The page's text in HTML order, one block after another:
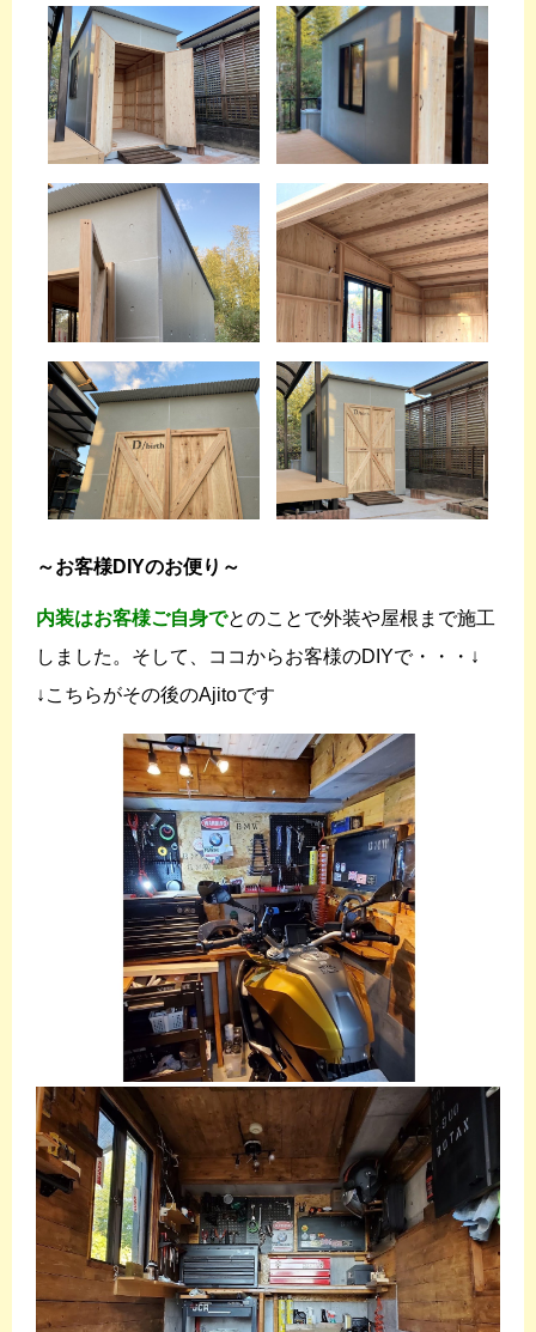
～お客様DIYのお便り～
内装はお客様ご自身でとのことで外装や屋根まで施工
しました。そして、ココからお客様のDIYで・・・↓
↓こちらがその後のAjitoです